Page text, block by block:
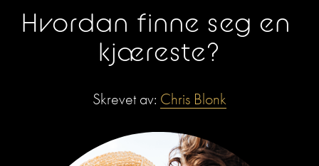
Hvordan finne seg en
kjæreste?
Skrevet av: Chris Blonk